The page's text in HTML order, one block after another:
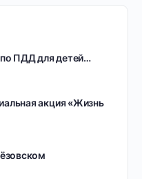
ПДД для детей…
акция «Жизнь